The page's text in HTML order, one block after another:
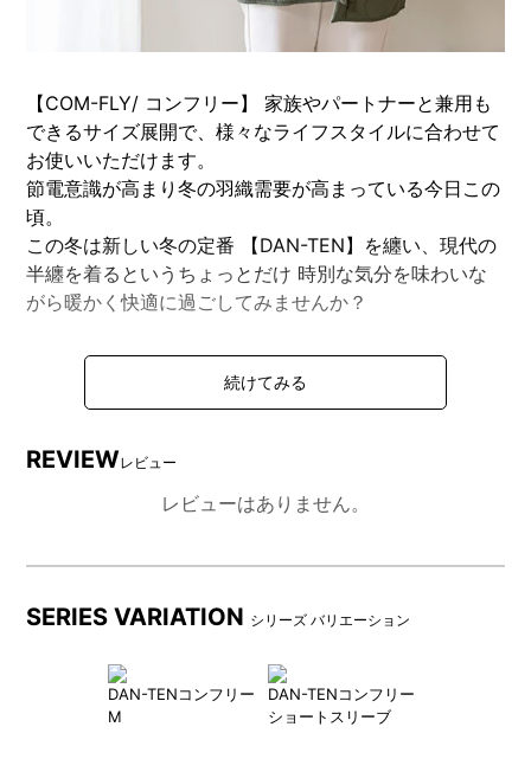
【COM-FLY/ コンフリー】 家族やパートナーと兼用も
できるサイズ展開で、様々なライフスタイルに合わせて
お使いいただけます。
節電意識が高まり冬の羽織需要が高まっている今日この
頃。
この冬は新しい冬の定番 【DAN-TEN】を纏い、現代の
半纏を着るというちょっとだけ 時別な気分を味わいな
がら暖かく快適に過ごしてみませんか？
REVIEWレビュー
レビューはありません。
SERIES VARIATION シリーズ バリエーション
DAN-TENコンフリー
M
DAN-TENコンフリー
ショートスリーブ